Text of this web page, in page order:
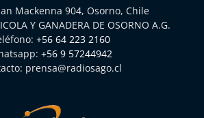
Mackenna 904, Osorno, Chile
Y GANADERA DE OSORNO A.G.
+56 64 223 2160
+56 9 57244942
prensa@radiosago.cl